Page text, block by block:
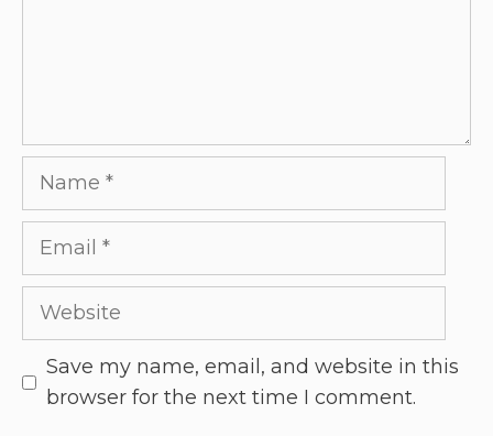
Save my name, email, and website in this
browser for the next time I comment.